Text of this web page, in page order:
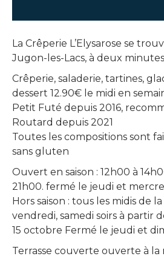
La Crêperie L’Elysarose se
Jugon-les-Lacs, à deux
Crêperie, saladerie, tartines,
dessert 12.90€ le midi en
Petit Futé depuis 2016,
Routard depuis 2021
Toutes les compositions sont
sans gluten
Ouvert en saison : 12h00 à
21h00. fermé le jeudi et
Hors saison : tous les midis de
vendredi, samedi soirs à partir
15 octobre Fermé le jeudi et
Terrasse couverte ouverte à la